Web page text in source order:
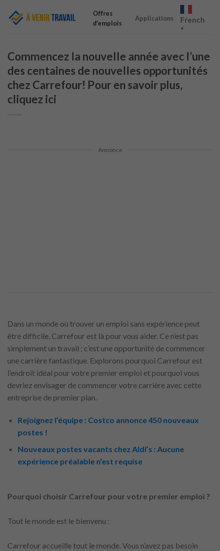
Offres
d’emplois
Applications French
▼
Commencez la nouvelle année avec l’une
des centaines de nouvelles opportunités
chez Carrefour! Pour en savoir plus,
cliquez ici
Annonce
Dans un monde où trouver un emploi sans expérience peut
être difficile, Carrefour est là pour vous aider. Ce n’est pas
simplement un travail ; c’est une opportunité de commencer
une carrière fantastique. Explorons pourquoi Carrefour est
l’endroit idéal pour votre premier emploi et pourquoi vous
devriez envisager de commencer votre carrière avec cette
entreprise de premier plan.
Rejoignez l’équipe : Costco annonce 450 nouveaux
postes !
Nouveaux postes vacants chez Aldi’s : Aucune
expérience préalable n’est requise
Pourquoi choisir Carrefour pour votre premier emploi ?
Tout le monde est le bienvenu :
Carrefour accueille tout le monde. Vous n’avez pas besoin